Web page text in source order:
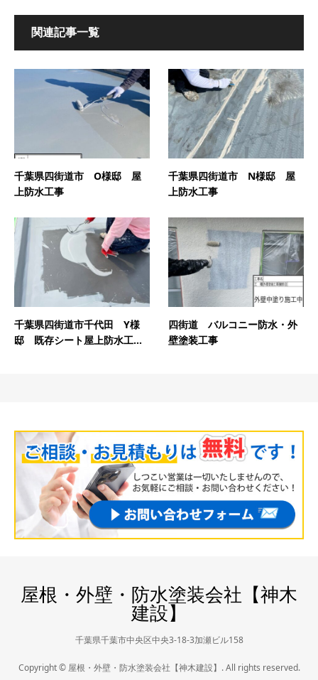
関連記事一覧
千葉県四街道市 O様邸 屋
上防水工事
千葉県四街道市 N様邸 屋
上防水工事
千葉県四街道市千代田 Y様
邸 既存シート屋上防水工...
四街道 バルコニー防水・外
壁塗装工事
屋根・外壁・防水塗装会社【神木
建設】
千葉県千葉市中央区中央3-18-3加瀬ビル158
Copyright © 屋根・外壁・防水塗装会社【神木建設】. All rights reserved.